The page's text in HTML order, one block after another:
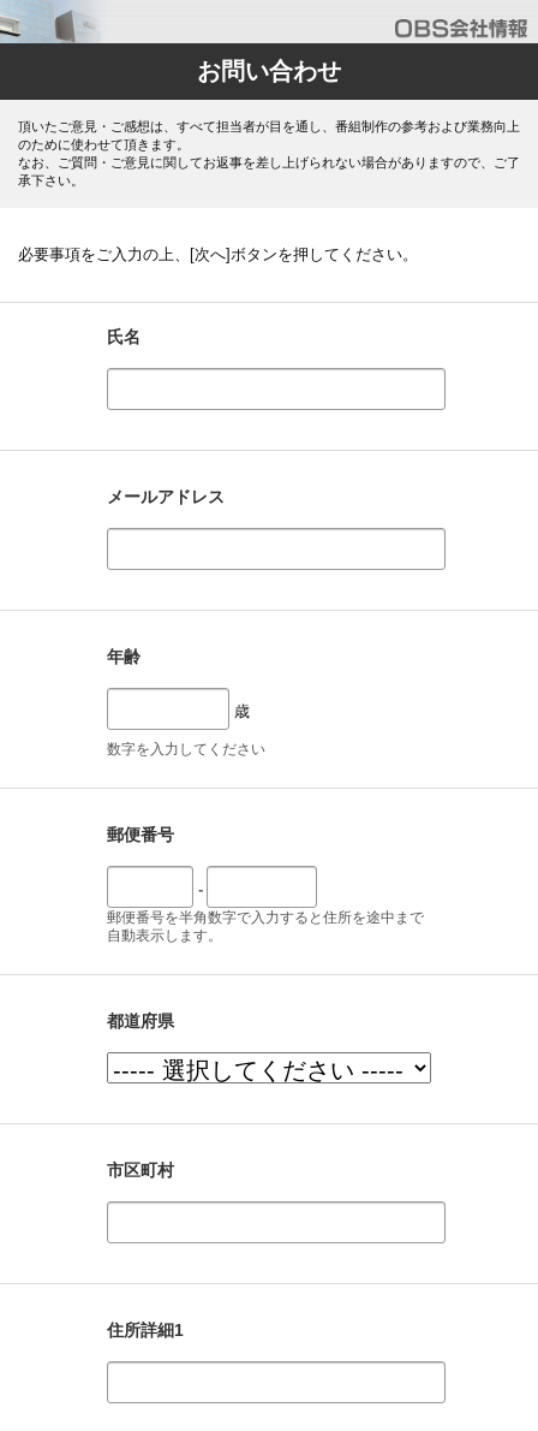
お問い合わせ
頂いたご意見・ご感想は、すべて担当者が目を通し、番組制作の参考および業務向上
のために使わせて頂きます。
なお、ご質問・ご意見に関してお返事を差し上げられない場合がありますので、ご了
承下さい。
必要事項をご入力の上、[次へ]ボタンを押してください。
氏名
メールアドレス
年齢
歳
数字を入力してください
郵便番号
-
郵便番号を半角数字で入力すると住所を途中まで
自動表示します。
都道府県
市区町村
住所詳細1